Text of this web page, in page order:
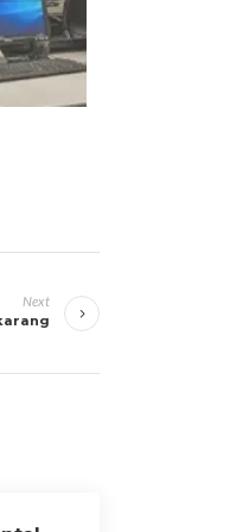
Next